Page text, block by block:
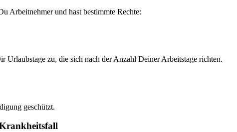
Arbeitnehmer und hast bestimmte Rechte:
Urlaubstage zu, die sich nach der Anzahl Deiner Arbeitstage richten.
geschützt.